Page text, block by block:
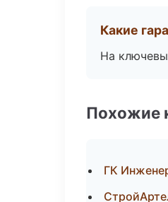
Какие
На
Похожие
ГК